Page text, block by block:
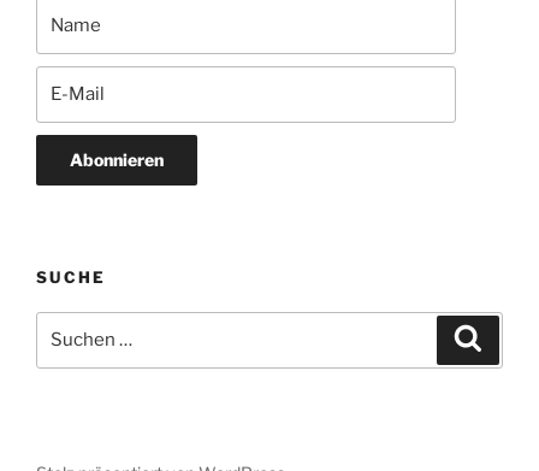
Abonnieren
SUCHE
nach: